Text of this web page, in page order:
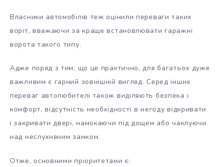
Власники автомобілів теж оцінили переваги таких
воріт, вважаючи за краще встановлювати гаражні
ворота такого типу.
Адже поряд з тим, що це практично, для багатьох дуже
важливим є гарний зовнішній вигляд. Серед інших
переваг автолюбителі також виділяють безпека і
комфорт, відсутність необхідності в негоду відкривати
і закривати двері, намокаючи під дощем або чаклуючи
над неслухняним замком.
Отже, основними пріоритетами є: